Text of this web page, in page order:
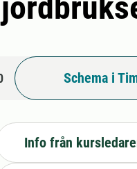
Schema i
Info från